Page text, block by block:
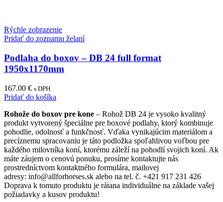
Rýchle zobrazenie
Pridať do zoznamu želaní
Podlaha do boxov – DB 24 full format
1950x1170mm
167.00 € s DPH
Pridať do košíka
Rohože do boxov pre kone – Rohož DB 24 je vysoko kvalitný
produkt vytvorený špeciálne pre boxové podlahy, ktorý kombinuje
pohodlie, odolnosť a funkčnosť. Vďaka vynikajúcim materiálom a
precíznemu spracovaniu je táto podložka spoľahlivou voľbou pre
každého milovníka koní, ktorému záleží na pohodlí svojich koní. Ak
máte záujem o cenovú ponuku, prosíme kontaktujte nás
prostredníctvom kontaktného formulára, mailovej
adresy: info@allforhorses.sk alebo na tel. č. +421 917 231 426
Doprava k tomuto produktu je rátana individuálne na základe vašej
požiadavky a kusov produktu!